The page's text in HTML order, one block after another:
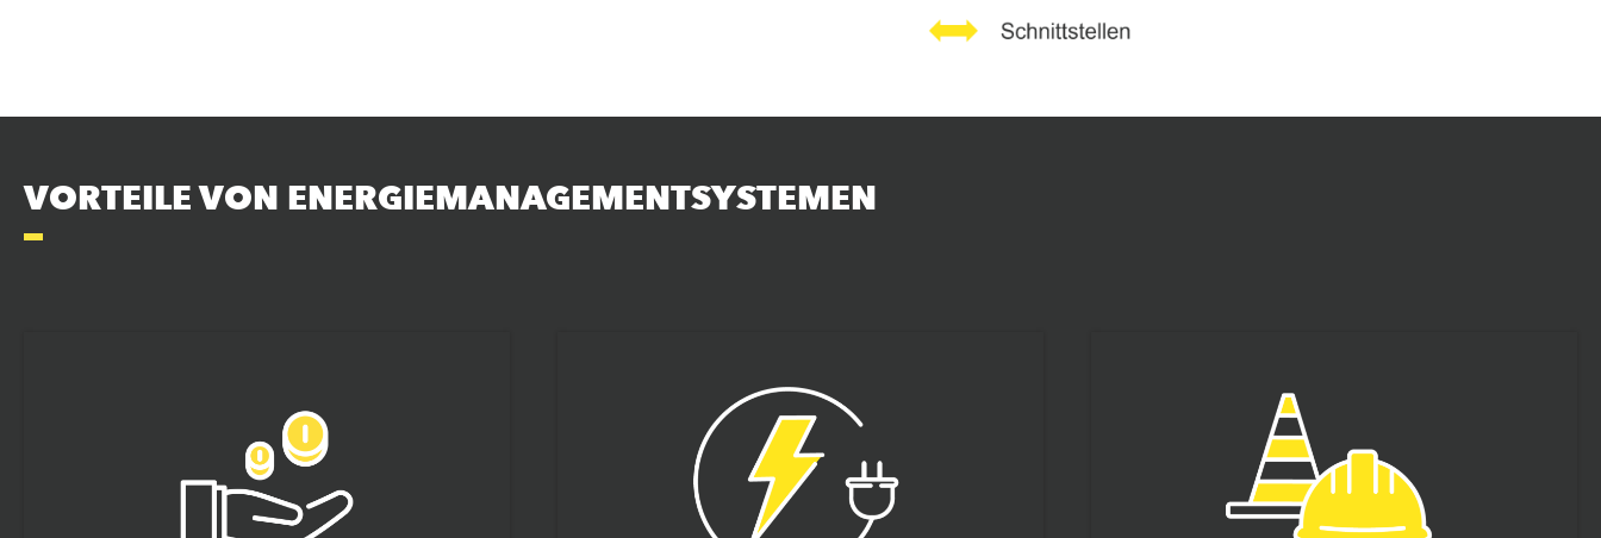
VORTEILE VON ENERGIEMANAGEMENTSYSTEMEN